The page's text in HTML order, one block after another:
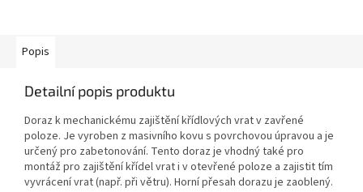
Popis
Detailní popis produktu
Doraz k mechanickému zajištění křídlových vrat v zavřené
poloze. Je vyroben z masivního kovu s povrchovou úpravou a je
určený pro zabetonování. Tento doraz je vhodný také pro
montáž pro zajištění křídel vrat i v otevřené poloze a zajistit tím
vyvrácení vrat (např. při větru). Horní přesah dorazu je zaoblený.